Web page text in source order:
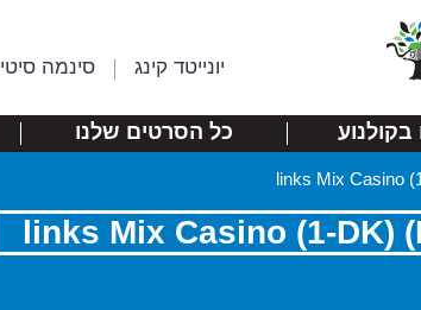
יונייטד קינג סינמה סיטי
בקולנוע כל הסרטים שלנו